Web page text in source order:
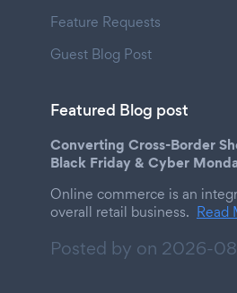
Feature Requests
Guest Blog Post
Featured Blog post
Converting Cross-Border
Black Friday & Cyber
Online commerce is an
overall retail business. Read
Posted by on 2026-